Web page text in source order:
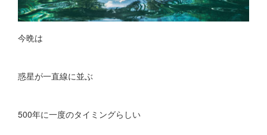
今晩は
惑星が一直線に並ぶ
500年に一度のタイミングらしい